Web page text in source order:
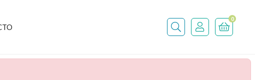
Buscar
0